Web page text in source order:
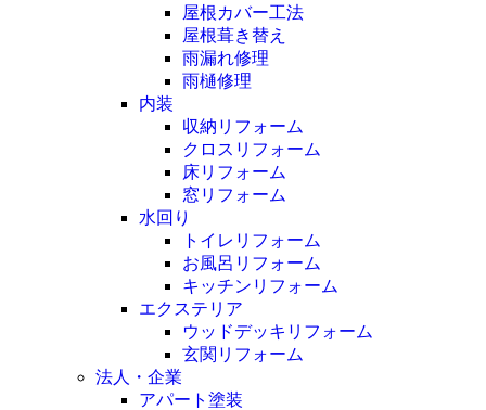
屋根カバー工法
屋根葺き替え
雨漏れ修理
雨樋修理
内装
収納リフォーム
クロスリフォーム
床リフォーム
窓リフォーム
水回り
トイレリフォーム
お風呂リフォーム
キッチンリフォーム
エクステリア
ウッドデッキリフォーム
玄関リフォーム
法人・企業
アパート塗装